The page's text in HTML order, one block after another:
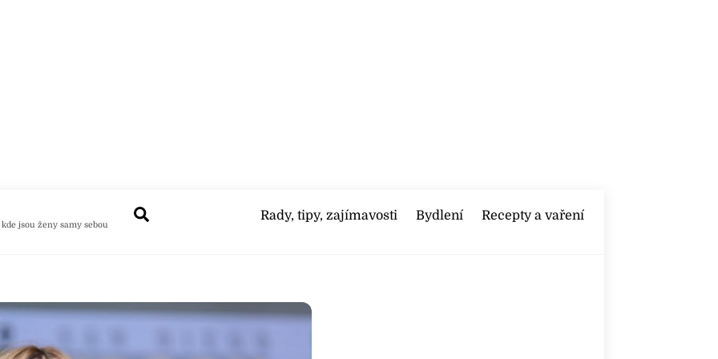
kde jsou ženy samy sebou
Rady, tipy, zajímavosti Bydlení Recepty a vaření